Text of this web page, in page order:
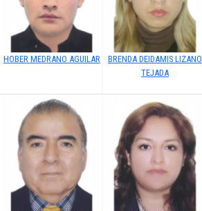
HOBER MEDRANO AGUILAR
BRENDA DEIDAMIS LIZANO
TEJADA